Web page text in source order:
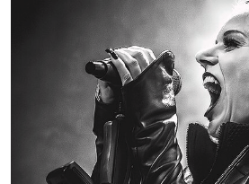
genossenschaft